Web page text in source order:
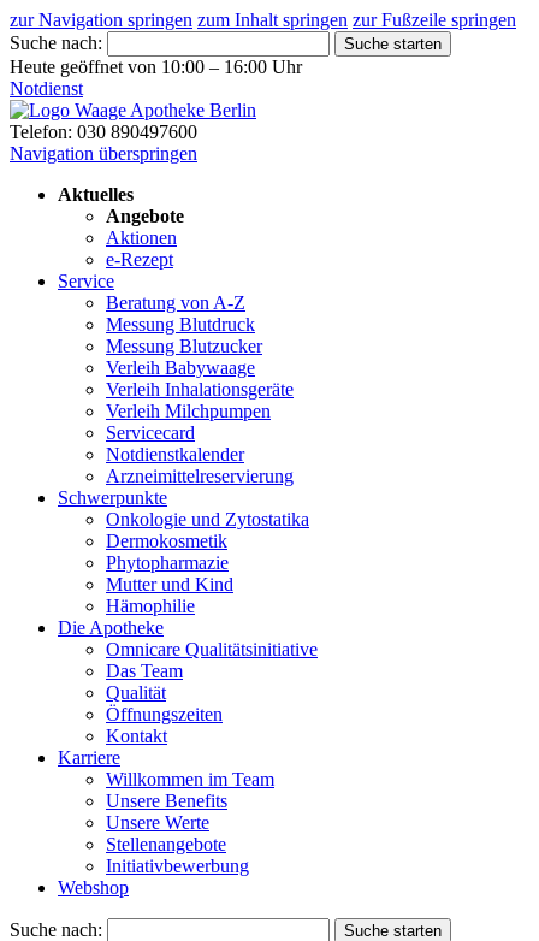
zur Navigation springen zum Inhalt springen zur Fußzeile springen
Suche nach:
Suche starten
Heute geöffnet von 10:00 – 16:00 Uhr
Notdienst
Telefon: 030 890497600
Navigation überspringen
Aktuelles
Angebote
Aktionen
e-Rezept
Service
Beratung von A-Z
Messung Blutdruck
Messung Blutzucker
Verleih Babywaage
Verleih Inhalationsgeräte
Verleih Milchpumpen
Servicecard
Notdienstkalender
Arzneimittelreservierung
Schwerpunkte
Onkologie und Zytostatika
Dermokosmetik
Phytopharmazie
Mutter und Kind
Hämophilie
Die Apotheke
Omnicare Qualitätsinitiative
Das Team
Qualität
Öffnungszeiten
Kontakt
Karriere
Willkommen im Team
Unsere Benefits
Unsere Werte
Stellenangebote
Initiativbewerbung
Webshop
Suche nach: Suche starten